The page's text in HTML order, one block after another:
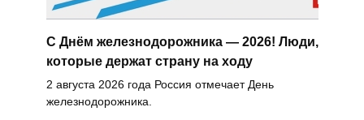
С Днём железнодорожника — 2026! Люди,
которые держат страну на ходу
2 августа 2026 года Россия отмечает День
железнодорожника.